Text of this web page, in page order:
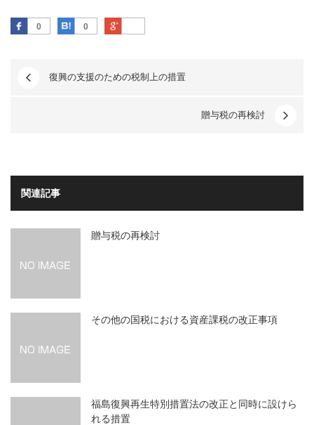
0
Facebook 0
はてなブックマーク
復興の支援のための税制上の措置
贈与税の再検討
関連記事
贈与税の再検討
その他の国税における資産課税の改正事項
福島復興再生特別措置法の改正と同時に設けら
れる措置